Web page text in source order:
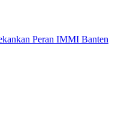
Peran IMMI Banten